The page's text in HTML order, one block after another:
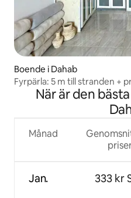
Boende i Dahab
Fyrpärla: 5 m till stranden +
När är den
Månad
Jan. 333 kr